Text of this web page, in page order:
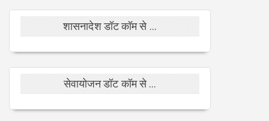
शासनादेश डॉट कॉम से ...
सेवायोजन डॉट कॉम से ...